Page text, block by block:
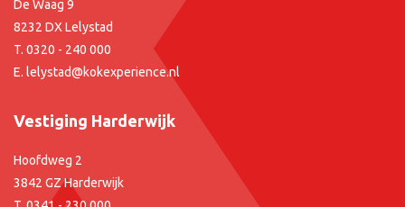
De Waag 9
8232 DX Lelystad
T. 0320 - 240 000
E. lelystad@kokexperience.nl
Vestiging Harderwijk
Hoofdweg 2
3842 GZ Harderwijk